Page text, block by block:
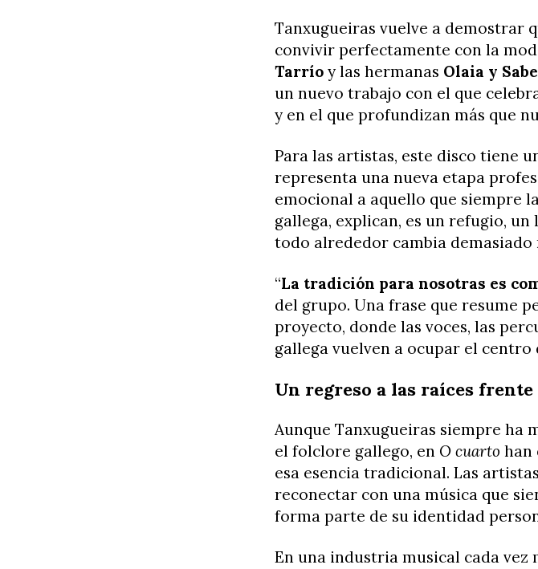
Tanxugueiras vuelve a demostrar
convivir perfectamente con la
Tarrío y las hermanas Olaia y
un nuevo trabajo con el que
y en el que profundizan más que
Para las artistas, este disco tiene
representa una nueva etapa
emocional a aquello que siempre
gallega, explican, es un refugio,
todo alrededor cambia demasiado
“La tradición para nosotras es
del grupo. Una frase que resume
proyecto, donde las voces, las
gallega vuelven a ocupar el centro
Un regreso a las raíces
Aunque Tanxugueiras siempre ha
el folclore gallego, en O cuarto han
esa esencia tradicional. Las
reconectar con una música que
forma parte de su identidad
En una industria musical cada vez